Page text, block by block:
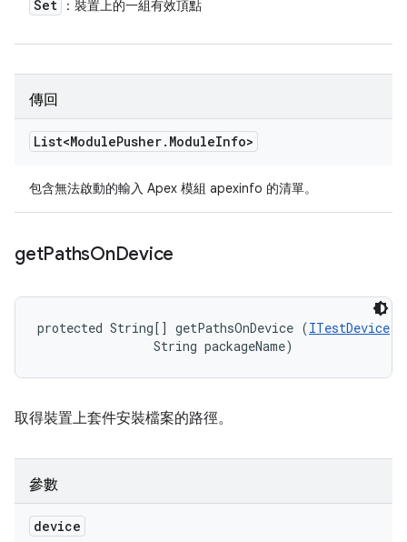
Set ：裝置上的一組有效頂點
傳回
List<ModulePusher. ModuleInfo>
包含無法啟動的輸入 Apex 模組 apexinfo 的清單。
getPathsOnDevice
protected String[] getPathsOnDevice (ITestDevice
                String packageName)
取得裝置上套件安裝檔案的路徑。
參數
device